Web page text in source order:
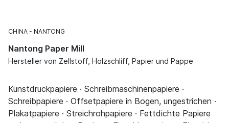
CHINA NANTONG
Nantong Paper Mill
Hersteller von Zellstoff, Holzschliff, Papier und Pappe
Kunstdruckpapiere · Schreibmaschinenpapiere ·
Schreibpapiere · Offsetpapiere in Bogen, ungestrichen ·
Plakatpapiere · Streichrohpapiere · Fettdichte Papiere